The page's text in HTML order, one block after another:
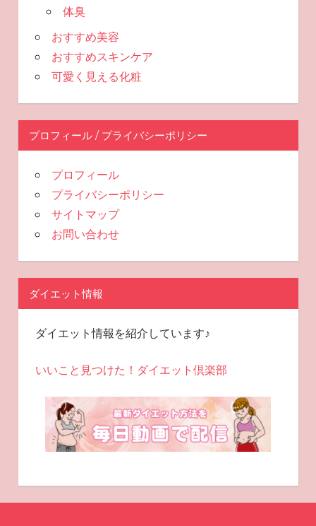
体臭
おすすめ美容
おすすめスキンケア
可愛く見える化粧
プロフィール / プライバシーポリシー
プロフィール
プライバシーポリシー
サイトマップ
お問い合わせ
ダイエット情報
ダイエット情報を紹介しています♪
いいこと見つけた！ダイエット倶楽部